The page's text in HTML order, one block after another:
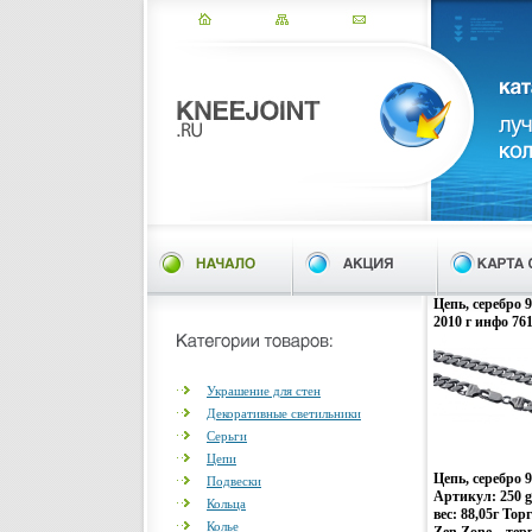
Украшение для стен
Декоративные светильники
Серьги
Цепи
Подвески
Кольца
Колье
Цепь, серебро
2010 г инфо
Цепь, серебро
Артикул: 250
вес: 88,05г